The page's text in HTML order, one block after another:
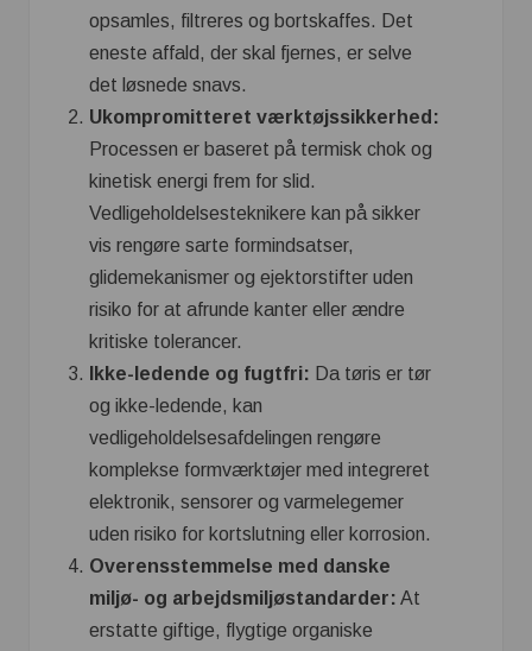
opsamles, filtreres og bortskaffes. Det
eneste affald, der skal fjernes, er selve
det løsnede snavs.
Ukompromitteret værktøjssikkerhed:
Processen er baseret på termisk chok og
kinetisk energi frem for slid.
Vedligeholdelsesteknikere kan på sikker
vis rengøre sarte formindsatser,
glidemekanismer og ejektorstifter uden
risiko for at afrunde kanter eller ændre
kritiske tolerancer.
Ikke-ledende og fugtfri: Da tøris er tør
og ikke-ledende, kan
vedligeholdelsesafdelingen rengøre
komplekse formværktøjer med integreret
elektronik, sensorer og varmelegemer
uden risiko for kortslutning eller korrosion.
Overensstemmelse med danske
miljø- og arbejdsmiljøstandarder: At
erstatte giftige, flygtige organiske